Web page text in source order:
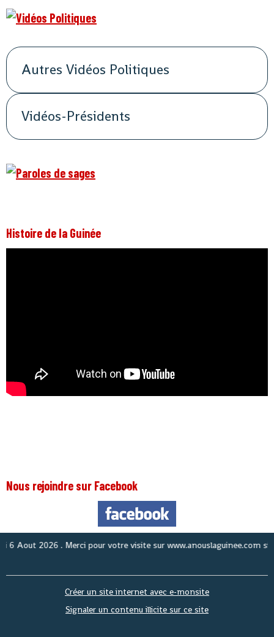
Autres Vidéos Politiques
Vidéos-Présidents
Histoire de la Guinée
Nous rejoindre sur Facebook
2026 . Merci pour votre visite sur www.anouslaguinee.com site
Créer un site internet avec e-monsite
Signaler un contenu illicite sur ce site